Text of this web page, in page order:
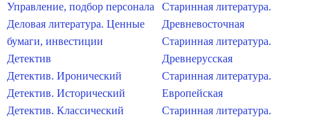
Управление, подбор персонала
Деловая литература. Ценные
бумаги, инвестиции
Детектив
Детектив. Иронический
Детектив. Исторический
Детектив. Классический
Старинная литература.
Древневосточная
Старинная литература.
Древнерусская
Старинная литература.
Европейская
Старинная литература.